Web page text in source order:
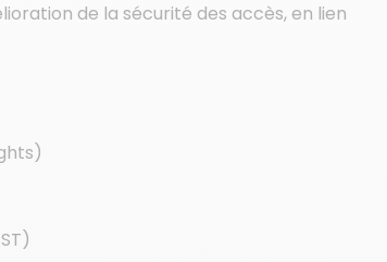
de la sécurité des accès, en lien